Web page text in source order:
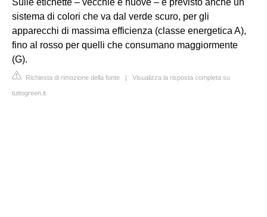
Sulle etichette – vecchie e nuove – è previsto anche un
sistema di colori che va dal verde scuro, per gli
apparecchi di massima efficienza (classe energetica A),
fino al rosso per quelli che consumano maggiormente
(G).
Richiesta di rimozione della fonte | Visualizza la risposta completa su
tuttogreen.it